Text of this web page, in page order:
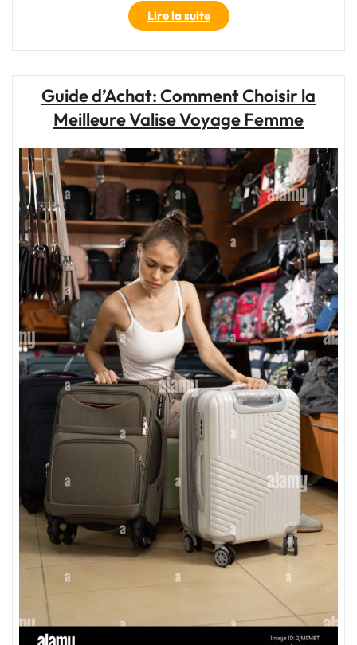
Lire la suite"Sac
Voyage
40
:
Votre
Idéal
pour
Tous
Déplacements"
Guide d’Achat: Comment Choisir la
Meilleure Valise Voyage Femme